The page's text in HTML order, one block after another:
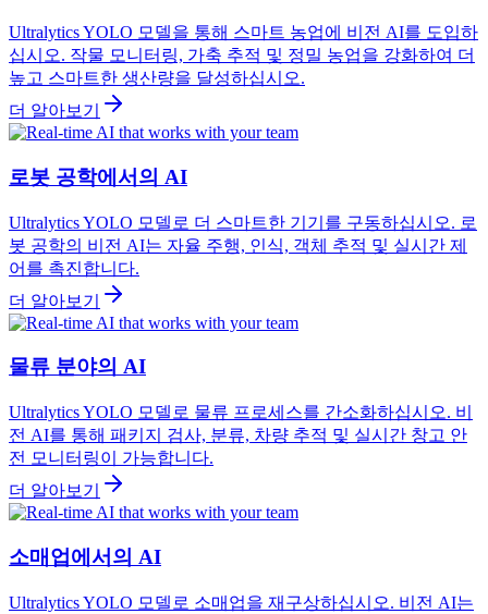
Ultralytics YOLO 모델을 통해 스마트 농업에 비전 AI를 도입하
십시오. 작물 모니터링, 가축 추적 및 정밀 농업을 강화하여 더
높고 스마트한 생산량을 달성하십시오.
더 알아보기
로봇 공학에서의 AI
Ultralytics YOLO 모델로 더 스마트한 기기를 구동하십시오. 로
봇 공학의 비전 AI는 자율 주행, 인식, 객체 추적 및 실시간 제
어를 촉진합니다.
더 알아보기
물류 분야의 AI
Ultralytics YOLO 모델로 물류 프로세스를 간소화하십시오. 비
전 AI를 통해 패키지 검사, 분류, 차량 추적 및 실시간 창고 안
전 모니터링이 가능합니다.
더 알아보기
소매업에서의 AI
Ultralytics YOLO 모델로 소매업을 재구상하십시오. 비전 AI는